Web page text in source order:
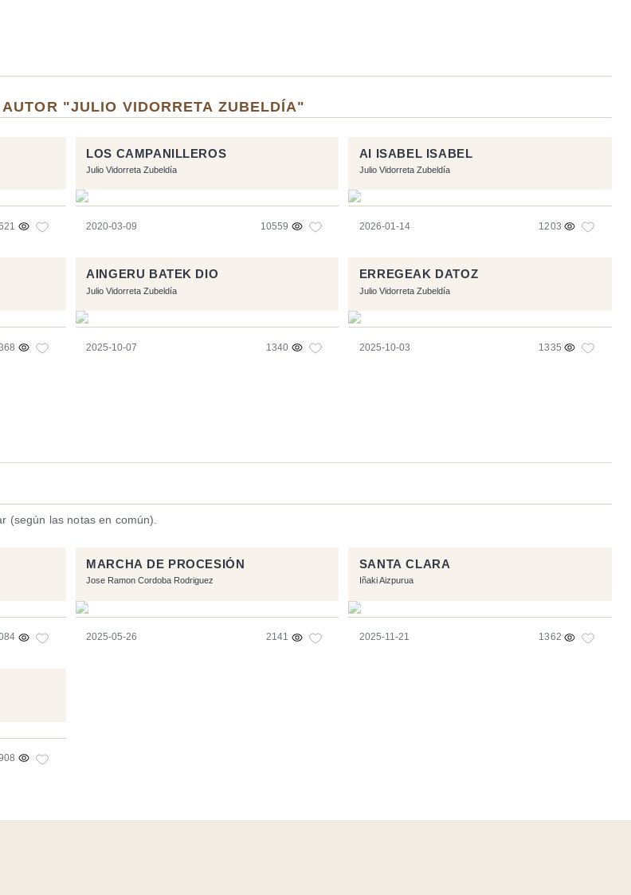
"JULIO VIDORRETA ZUBELDÍA"
LOS CAMPANILLEROS
Julio Vidorreta Zubeldía
2020-03-09 10559
AI ISABEL ISABEL
Julio Vidorreta Zubeldía
2026-01-14 1203
AINGERU BATEK DIO
Julio Vidorreta Zubeldía
2025-10-07 1340
ERREGEAK DATOZ
Julio Vidorreta Zubeldía
2025-10-03 1335
(según las notas en común).
MARCHA DE PROCESIÓN
Jose Ramon Cordoba Rodriguez
2025-05-26 2141
SANTA CLARA
Iñaki Aizpurua
2025-11-21 1362